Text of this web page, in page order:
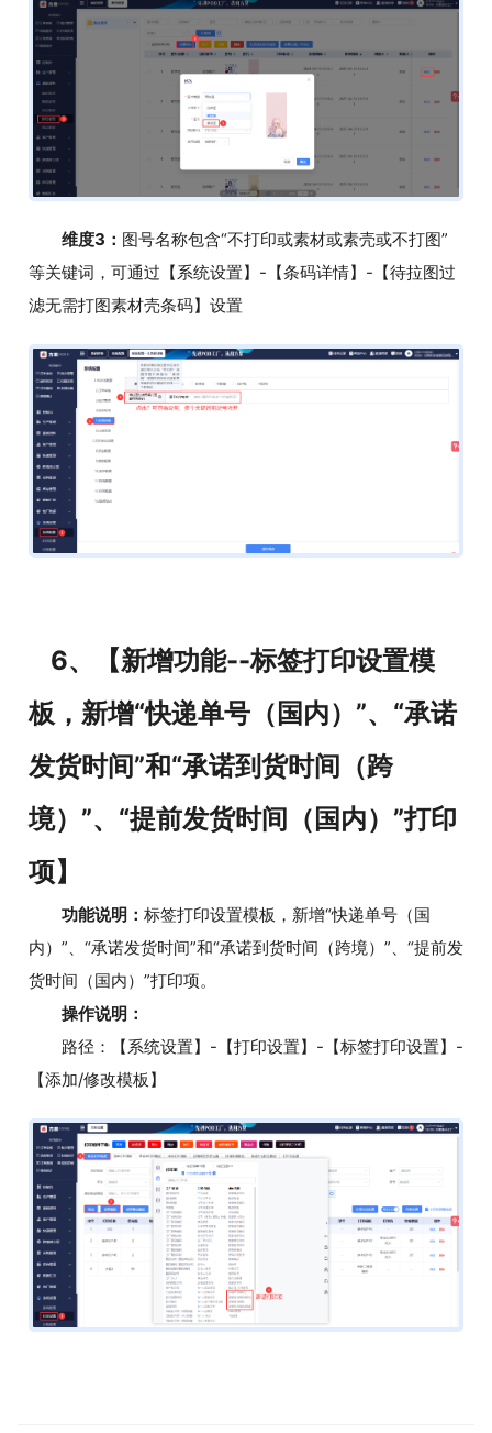
维度3： 图号名称包含“不打印或素材或素壳或不打图”
等关键词，可通过【系统设置】-【条码详情】-【待拉图过
滤无需打图素材壳条码】设置
6、【新增功能--标签打印设置模
板，新增“快递单号（国内）”、“承诺
发货时间”和“承诺到货时间（跨
境）”、“提前发货时间（国内）”打印
项】
功能说明： 标签打印设置模板，新增“快递单号（国
内）”、“承诺发货时间”和“承诺到货时间（跨境）”、“提前发
货时间（国内）”打印项。
操作说明：
路径：【系统设置】-【打印设置】-【标签打印设置】-
【添加/修改模板】